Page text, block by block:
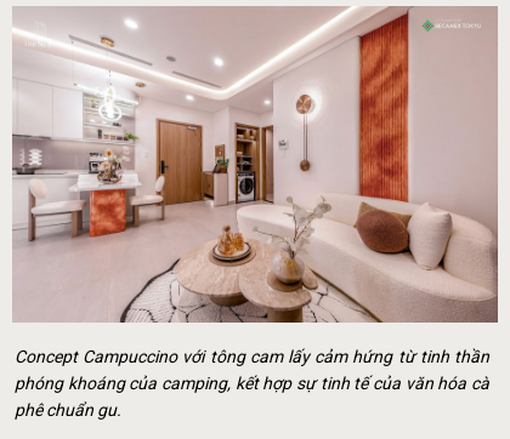
Concept Campuccino với tông cam lấy cảm hứng từ tinh thần
phóng khoáng của camping, kết hợp sự tinh tế của văn hóa cà
phê chuẩn gu.